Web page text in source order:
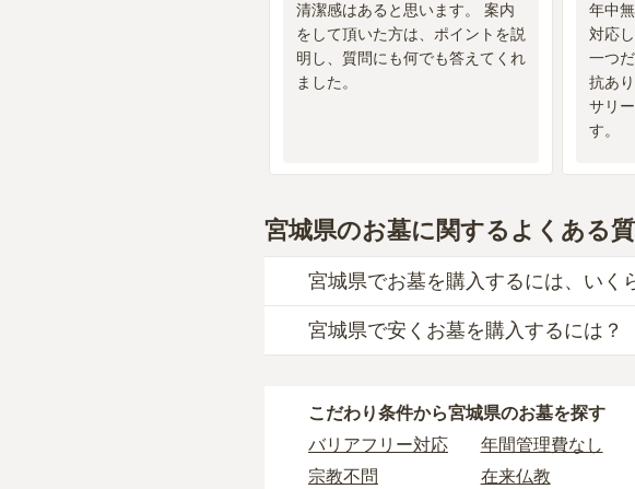
清潔感はあると思います。 案内
をして頂いた方は、ポイントを説
明し、質問にも何でも答えてくれ
ました。
年中
対応
一つ
抗あ
サリ
す。
宮城県のお墓に関するよくある
宮城県でお墓を購入するには、いく
宮城県での購入費用の目安は、一般墓が
宮城県 の一般墓の永代使用料の平均は
や墓石の大きさ・素材によって変わりま
樹木葬・納骨堂・永代供養墓は、基本的
宮城県で安くお墓を購入するには？
ます。
一般的に最も費用を抑えられるのは、他
タイプです。個別のお墓に比べて省スペ
こだわり条件から宮城県のお墓を探す
バリアフリー対応
年間管理費なし
宗教不問
在来仏教